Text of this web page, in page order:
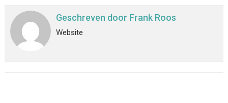
Geschreven door Frank Roos
Website